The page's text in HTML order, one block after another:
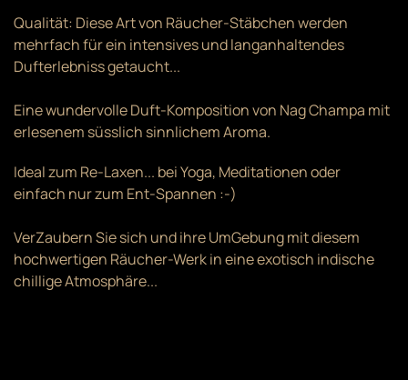
Qualität: Diese Art von Räucher-Stäbchen werden
mehrfach für ein intensives und langanhaltendes
Dufterlebniss getaucht...
Eine wundervolle Duft-Komposition von Nag Champa mit
erlesenem süsslich sinnlichem Aroma.
Ideal zum Re-Laxen... bei Yoga, Meditationen oder
einfach nur zum Ent-Spannen :-)
VerZaubern Sie sich und ihre UmGebung mit diesem
hochwertigen Räucher-Werk in eine exotisch indische
chillige Atmosphäre...